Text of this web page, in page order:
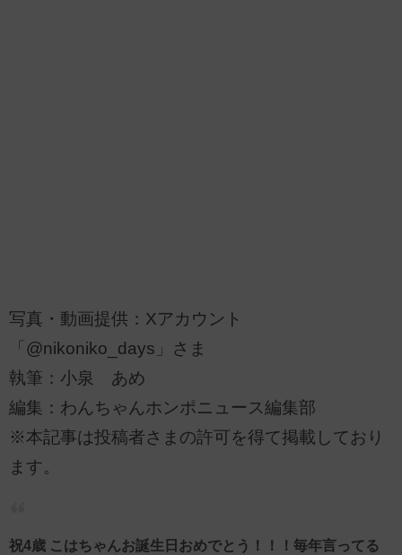
写真・動画提供：Xアカウント
「@nikoniko_days」さま
執筆：小泉 あめ
編集：わんちゃんホンポニュース編集部
※本記事は投稿者さまの許可を得て掲載しており
ます。
祝4歳 こはちゃんお誕生日おめでとう！！！毎年言ってる